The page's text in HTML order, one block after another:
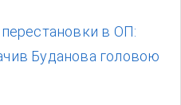
перестановки в ОП:
Буданова головою